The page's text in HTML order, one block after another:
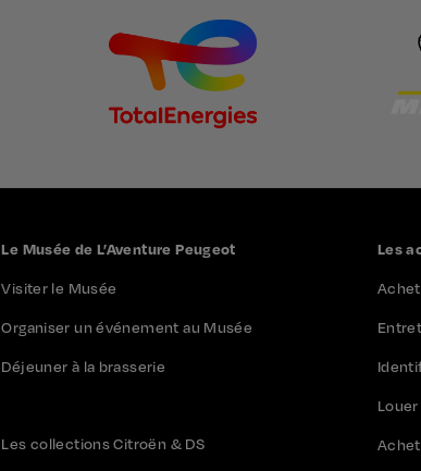
Le Musée de L’Aventure Peugeot
Visiter le Musée
Organiser un événement au Musée
Déjeuner à la brasserie
Les collections Citroën & DS
Les